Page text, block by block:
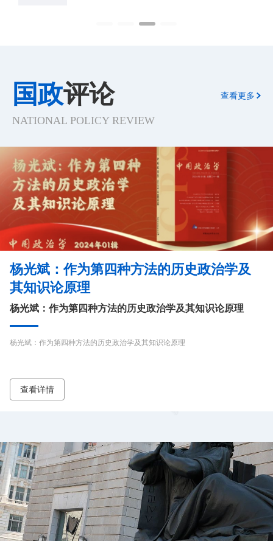
国政评论
NATIONAL POLICY REVIEW
查看更多
杨光斌：作为第四种方法的历史政治学及
其知识论原理
杨光斌：作为第四种方法的历史政治学及其知识论原理
杨光斌：作为第四种方法的历史政治学及其知识论原理
查看详情